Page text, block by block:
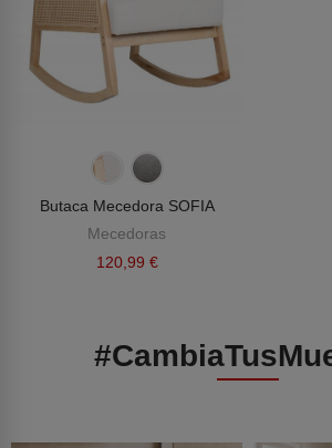
Butaca Mecedora SOFIA
Mecedoras
120,99 €